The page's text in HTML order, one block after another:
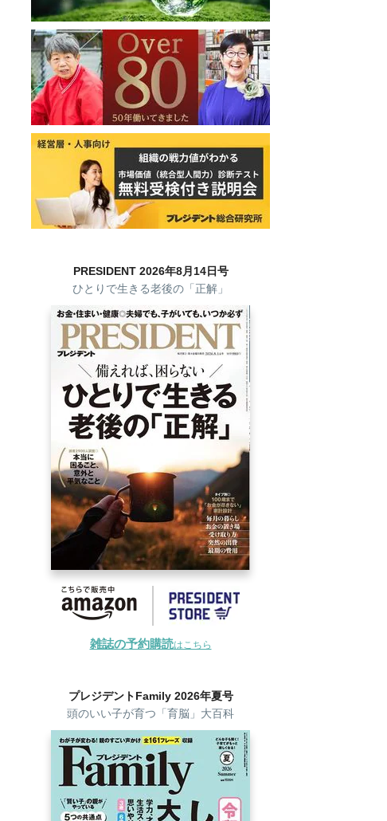
PRESIDENT 2026年8月14日号
ひとりで生きる老後の「正解」
雑誌の予約購読はこちら
プレジデントFamily 2026年夏号
頭のいい子が育つ「育脳」大百科